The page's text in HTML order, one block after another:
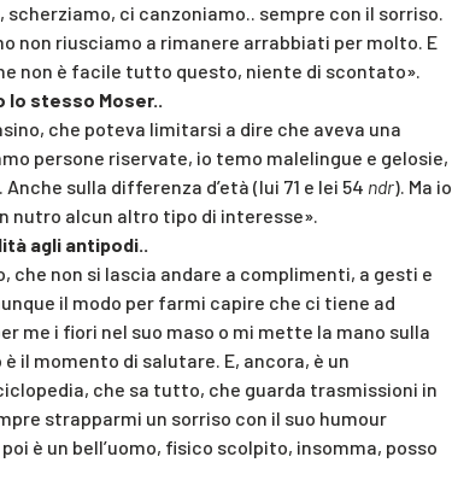
scherziamo, ci canzoniamo.. sempre con il sorriso.
non riusciamo a rimanere arrabbiati per molto. E
non è facile tutto questo, niente di scontato».
lo stesso Moser..
che poteva limitarsi a dire che aveva una
persone riservate, io temo malelingue e gelosie,
sulla differenza d’età (lui 71 e lei 54 ndr). Ma io
nutro alcun altro tipo di interesse».
agli antipodi..
che non si lascia andare a complimenti, a gesti e
il modo per farmi capire che ci tiene ad
me i fiori nel suo maso o mi mette la mano sulla
il momento di salutare. E, ancora, è un
che sa tutto, che guarda trasmissioni in
strapparmi un sorriso con il suo humour
è un bell’uomo, fisico scolpito, insomma, posso